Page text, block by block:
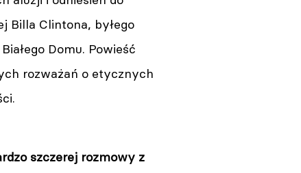
Billa Clintona, byłego
Domu. Powieść
rozważań o etycznych
szczerej rozmowy z